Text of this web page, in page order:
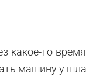
какое-то
машину у